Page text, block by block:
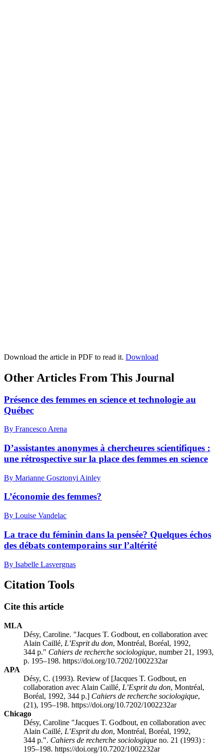
Download the article in PDF to read it. Download
Other Articles From This Journal
Présence des femmes en science et technologie au
Québec
By Francesco Arena
D’assistantes anonymes à chercheures scientifiques :
une rétrospective sur la place des femmes en science
By Marianne Gosztonyi Ainley
L’économie des femmes?
By Louise Vandelac
La trace du féminin dans la pensée? Quelques échos
des débats contemporains sur l’altérité
By Isabelle Lasvergnas
Citation Tools
Cite this article
MLA
Désy, Caroline. "Jacques T. Godbout, en collaboration avec
Alain Caillé, L’Esprit du don, Montréal, Boréal, 1992,
344 p." Cahiers de recherche sociologique, number 21, 1993,
p. 195–198. https://doi.org/10.7202/1002232ar
APA
Désy, C. (1993). Review of [Jacques T. Godbout, en
collaboration avec Alain Caillé, L’Esprit du don, Montréal,
Boréal, 1992, 344 p.] Cahiers de recherche sociologique,
(21), 195–198. https://doi.org/10.7202/1002232ar
Chicago
Désy, Caroline "Jacques T. Godbout, en collaboration avec
Alain Caillé, L’Esprit du don, Montréal, Boréal, 1992,
344 p.". Cahiers de recherche sociologique no. 21 (1993) :
195–198. https://doi.org/10.7202/1002232ar